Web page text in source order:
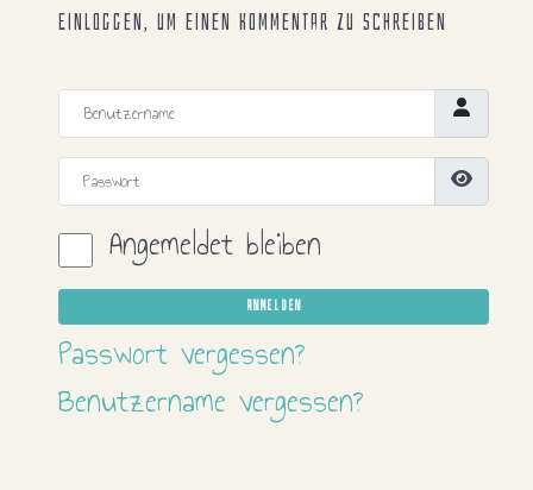
Einloggen, um einen Kommentar zu schreiben
Benutzername
Passwort
Angemeldet bleiben
ANMELDEN
Passwort vergessen?
Benutzername vergessen?